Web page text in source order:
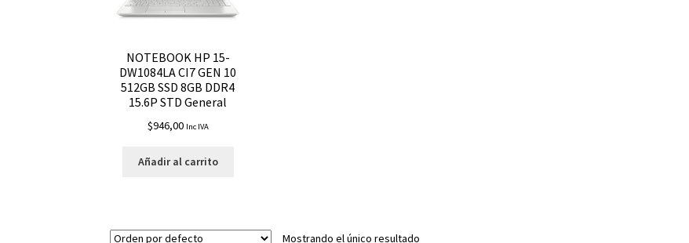
NOTEBOOK HP 15-
DW1084LA CI7 GEN 10
512GB SSD 8GB DDR4
15.6P STD General
$946,00 Inc IVA
Añadir al carrito
Mostrando el único resultado